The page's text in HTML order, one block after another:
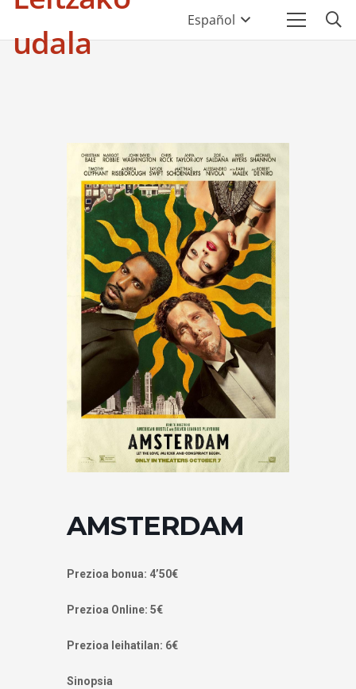
udala
Español
AMSTERDAM
Prezioa bonua: 4’50€
Prezioa Online: 5€
Prezioa leihatilan: 6€
Sinopsia